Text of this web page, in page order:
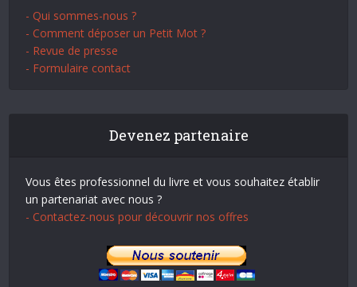
- Qui sommes-nous ?
- Comment déposer un Petit Mot ?
- Revue de presse
- Formulaire contact
Devenez partenaire
Vous êtes professionnel du livre et vous souhaitez établir
un partenariat avec nous ?
- Contactez-nous pour découvrir nos offres